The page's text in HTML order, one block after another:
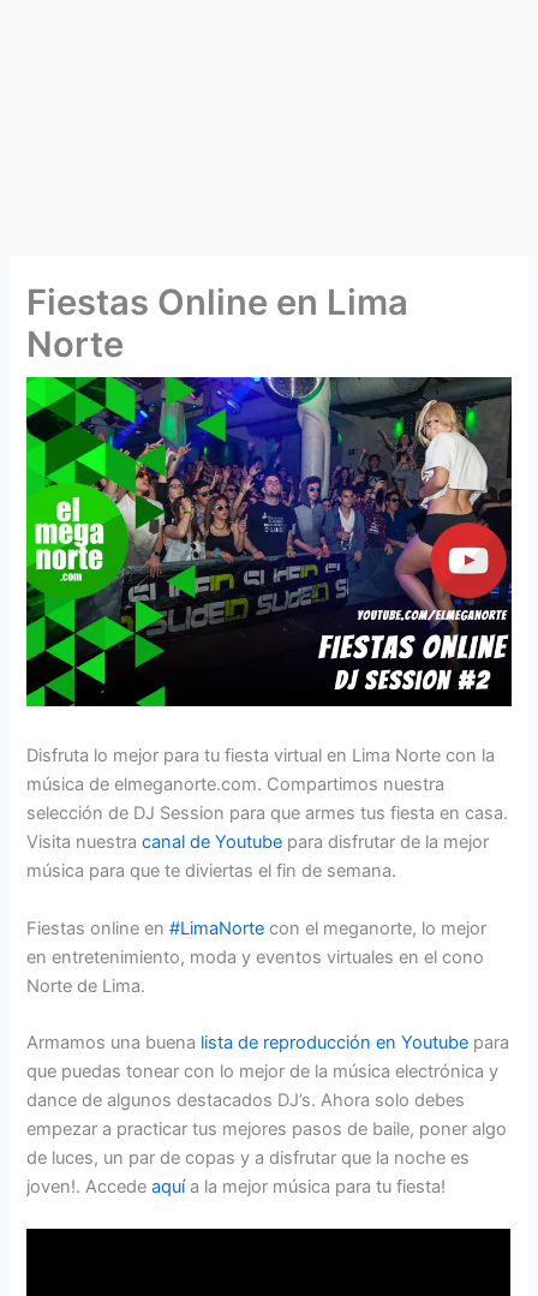
Fiestas Online en Lima
Norte
Disfruta lo mejor para tu fiesta virtual en Lima Norte con la
música de elmeganorte.com. Compartimos nuestra
selección de DJ Session para que armes tus fiesta en casa.
Visita nuestracanal de Youtube para disfrutar de la mejor
música para que te diviertas el fin de semana.
Fiestas online en#LimaNorte con el meganorte, lo mejor
en entretenimiento, moda y eventos virtuales en el cono
Norte de Lima.
Armamos una buena lista de reproducción en Youtube para
que puedas tonear con lo mejor de la música electrónica y
dance de algunos destacados DJ’s. Ahora solo debes
empezar a practicar tus mejores pasos de baile, poner algo
de luces, un par de copas y a disfrutar que la noche es
joven!. Accedeaquía la mejor música para tu fiesta!